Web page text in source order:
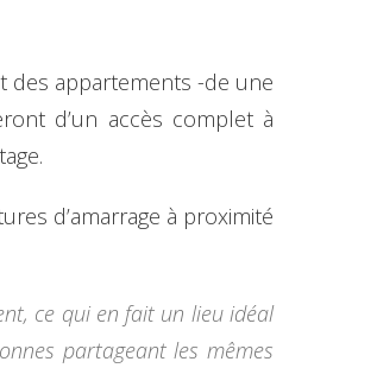
des appartements -de une
d’un accès complet à
d’amarrage à proximité
ce qui en fait un lieu idéal
partageant les mêmes